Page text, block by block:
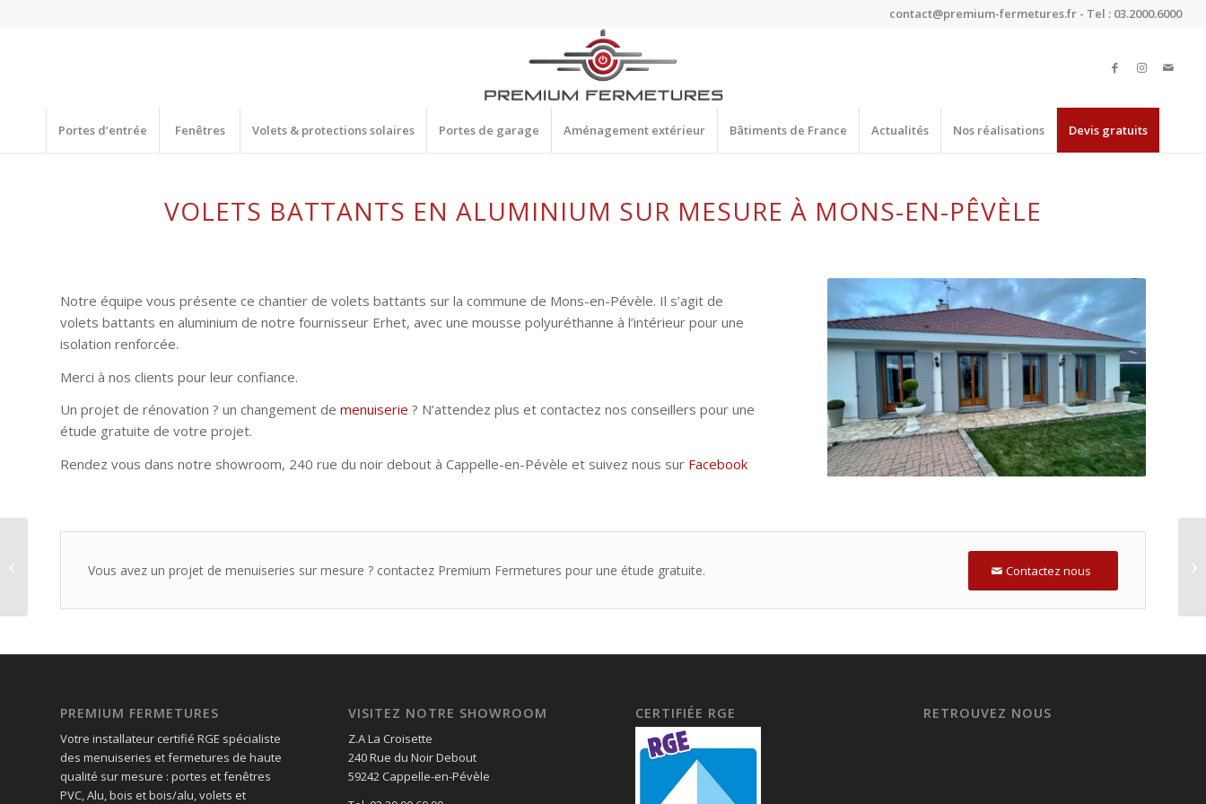
contact@premium-fermetures.fr - Tel : 03.2000.6000
Portes d’entrée Fenêtres Volets & protections solaires Portes de garage Aménagement extérieur Bâtiments de France Actualités Nos réalisations Devis gratuits
VOLETS BATTANTS EN ALUMINIUM SUR MESURE À MONS-EN-PÊVÈLE
Notre équipe vous présente ce chantier de volets battants sur la commune de Mons-en-Pévèle. Il s’agit de
volets battants en aluminium de notre fournisseur Erhet, avec une mousse polyuréthanne à l’intérieur pour une
isolation renforcée.
Merci à nos clients pour leur confiance.
Un projet de rénovation ? un changement de menuiserie ? N’attendez plus et contactez nos conseillers pour une
étude gratuite de votre projet.
Rendez vous dans notre showroom, 240 rue du noir debout à Cappelle-en-Pévèle et suivez nous sur Facebook
Vous avez un projet de menuiseries sur mesure ? contactez Premium Fermetures pour une étude gratuite. Contactez nous
PREMIUM FERMETURES
Votre installateur certifié RGE spécialiste
des menuiseries et fermetures de haute
qualité sur mesure : portes et fenêtres
PVC, Alu, bois et bois/alu, volets et
VISITEZ NOTRE SHOWROOM
Z.A La Croisette
240 Rue du Noir Debout
59242 Cappelle-en-Pévèle
CERTIFIÉE RGE RETROUVEZ NOUS
de menuiseries